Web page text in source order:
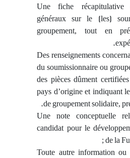
Une fiche récapitulative
généraux sur le (les)
groupement, tout en
Des renseignements
du soumissionnaire ou
des pièces dûment
pays d’origine et indiquant
de groupement solidaire,
Une note conceptuelle
candidat pour le
de la
Toute autre information